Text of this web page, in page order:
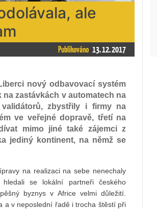
ale
Publikováno 13. 12. 2017
nový odbavovací systém
zastávkách v automatech na
zbystřily i firmy na
ve veřejné dopravě, třetí na
mimo jiné také zájemci z
jediný kontinent, na němž se
na realizaci na sebe nenechaly
se lokální partneři českého
byznys v Africe velmi důležití.
a v neposlední řadě i trocha štěstí při